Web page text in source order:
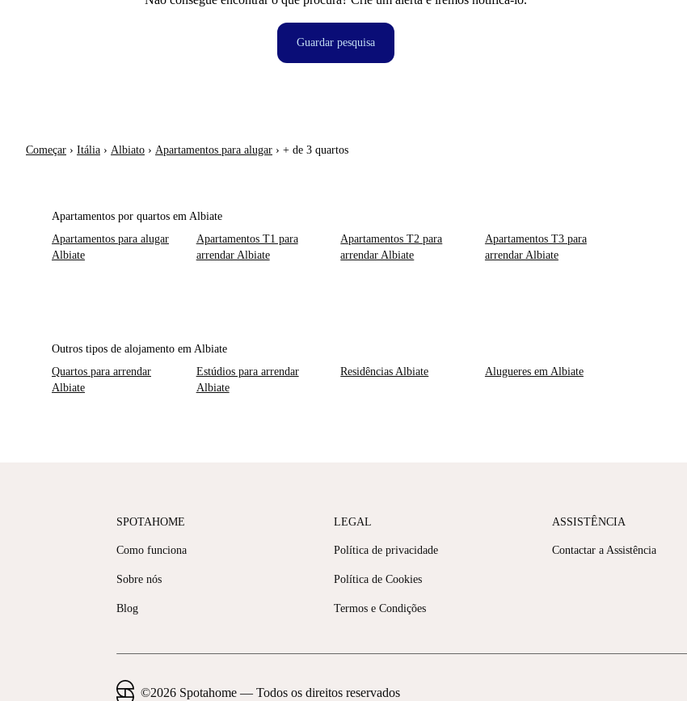
Guardar pesquisa
Começar › Itália › Albiato › Apartamentos para alugar › + de 3 quartos
Apartamentos por quartos em Albiate
Apartamentos para alugar
Albiate
Apartamentos T1 para
arrendar Albiate
Apartamentos T2 para
arrendar Albiate
Apartamentos T3 para
arrendar Albiate
Outros tipos de alojamento em Albiate
Quartos para arrendar
Albiate
Estúdios para arrendar
Albiate
Residências Albiate Alugueres em Albiate
SPOTAHOME
Como funciona
Sobre nós
Blog
LEGAL
Política de privacidade
Política de Cookies
Termos e Condições
ASSISTÊNCIA
Contactar a Assistência
©2026 Spotahome — Todos os direitos reservados